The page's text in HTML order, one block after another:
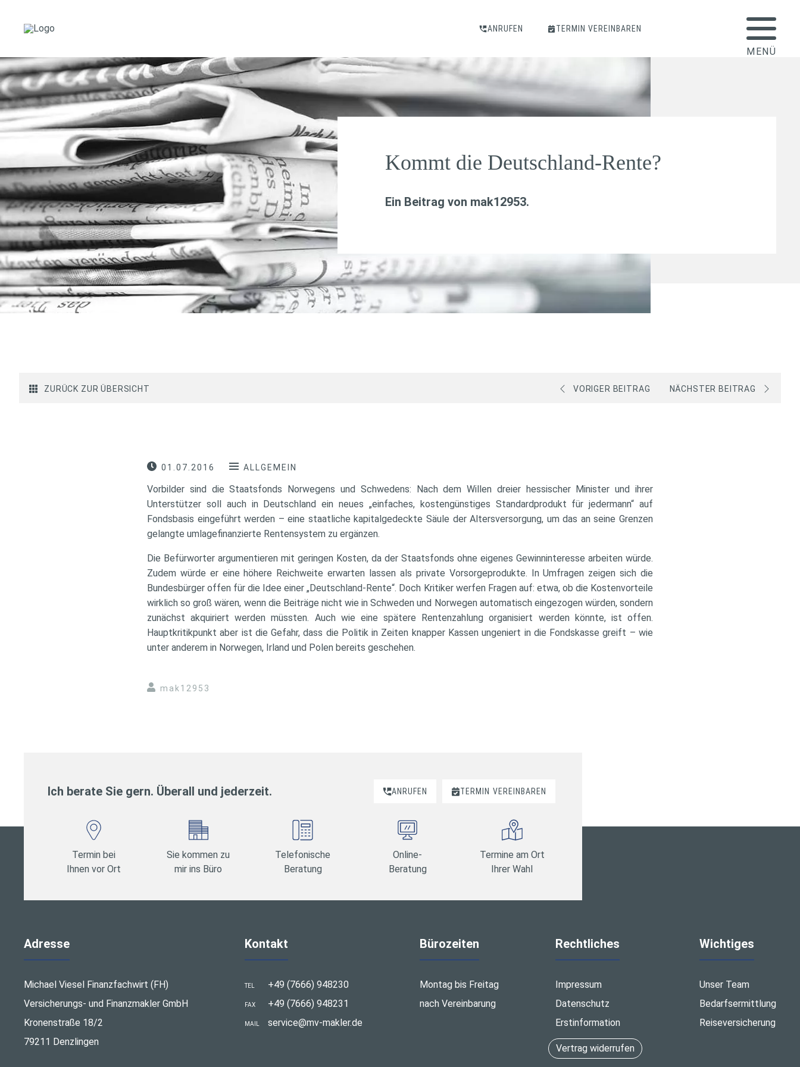
ANRUFEN TERMIN VEREINBAREN
Kommt die Deutschland-Rente?
Ein Beitrag von mak12953.
ZURÜCK ZUR ÜBERSICHT VORIGER BEITRAG NÄCHSTER BEITRAG
01.07.2016 ALLGEMEIN
Vorbilder sind die Staatsfonds Norwegens und Schwedens: Nach dem Willen dreier hessischer Minister und ihrer
Unterstützer soll auch in Deutschland ein neues „einfaches, kostengünstiges Standardprodukt für jedermann“ auf
Fondsbasis eingeführt werden – eine staatliche kapitalgedeckte Säule der Altersversorgung, um das an seine Grenzen
gelangte umlagefinanzierte Rentensystem zu ergänzen.
Die Befürworter argumentieren mit geringen Kosten, da der Staatsfonds ohne eigenes Gewinninteresse arbeiten würde.
Zudem würde er eine höhere Reichweite erwarten lassen als private Vorsorgeprodukte. In Umfragen zeigen sich die
Bundesbürger offen für die Idee einer „Deutschland-Rente“. Doch Kritiker werfen Fragen auf: etwa, ob die Kostenvorteile
wirklich so groß wären, wenn die Beiträge nicht wie in Schweden und Norwegen automatisch eingezogen würden, sondern
zunächst akquiriert werden müssten. Auch wie eine spätere Rentenzahlung organisiert werden könnte, ist offen.
Hauptkritikpunkt aber ist die Gefahr, dass die Politik in Zeiten knapper Kassen ungeniert in die Fondskasse greift – wie
unter anderem in Norwegen, Irland und Polen bereits geschehen.
mak12953
Ich berate Sie gern. Überall und jederzeit. ANRUFEN TERMIN VEREINBAREN
Termin bei
Ihnen vor Ort
Sie kommen zu
mir ins Büro
Telefonische
Beratung
Online-
Beratung
Termine am Ort
Ihrer Wahl
Adresse
Michael Viesel Finanzfachwirt (FH)
Versicherungs- und Finanzmakler GmbH
Kronenstraße 18/2
79211 Denzlingen
Kontakt
TEL +49 (7666) 948230
FAX +49 (7666) 948231
MAIL service@mv-makler.de
Bürozeiten
Montag bis Freitag
nach Vereinbarung
Rechtliches
Impressum
Datenschutz
Erstinformation
Vertrag widerrufen
Wichtiges
Unser Team
Bedarfsermittlung
Reiseversicherung